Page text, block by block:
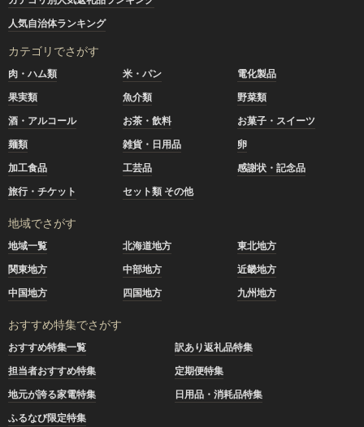
人気自治体ランキング
カテゴリでさがす
肉・ハム類 米・パン
電化製品
果実類
魚介類
野菜類
酒・アルコール
お茶・飲料
お菓子・スイーツ
麺類
雑貨・日用品
卵
加工食品
工芸品
感謝状・記念品
旅行・チケット
セット類 その他
地域でさがす
地域一覧 北海道地方
東北地方
関東地方
中部地方
近畿地方
中国地方
四国地方 九州地方
おすすめ特集でさがす
おすすめ特集一覧
訳あり返礼品特集
担当者おすすめ特集
定期便特集
地元が誇る家電特集
日用品・消耗品特集
ふるなび限定特集